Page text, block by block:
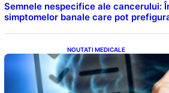
Semnele nespecifice ale cancerului:
simptomelor banale care pot
NOUTATI MEDICALE
Inteligența dincolo de
ridicat care nu țin de